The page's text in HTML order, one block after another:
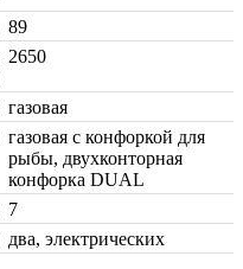
89
2650
газовая
газовая с конфоркой для
рыбы, двухконторная
конфорка DUAL
7
два, электрических